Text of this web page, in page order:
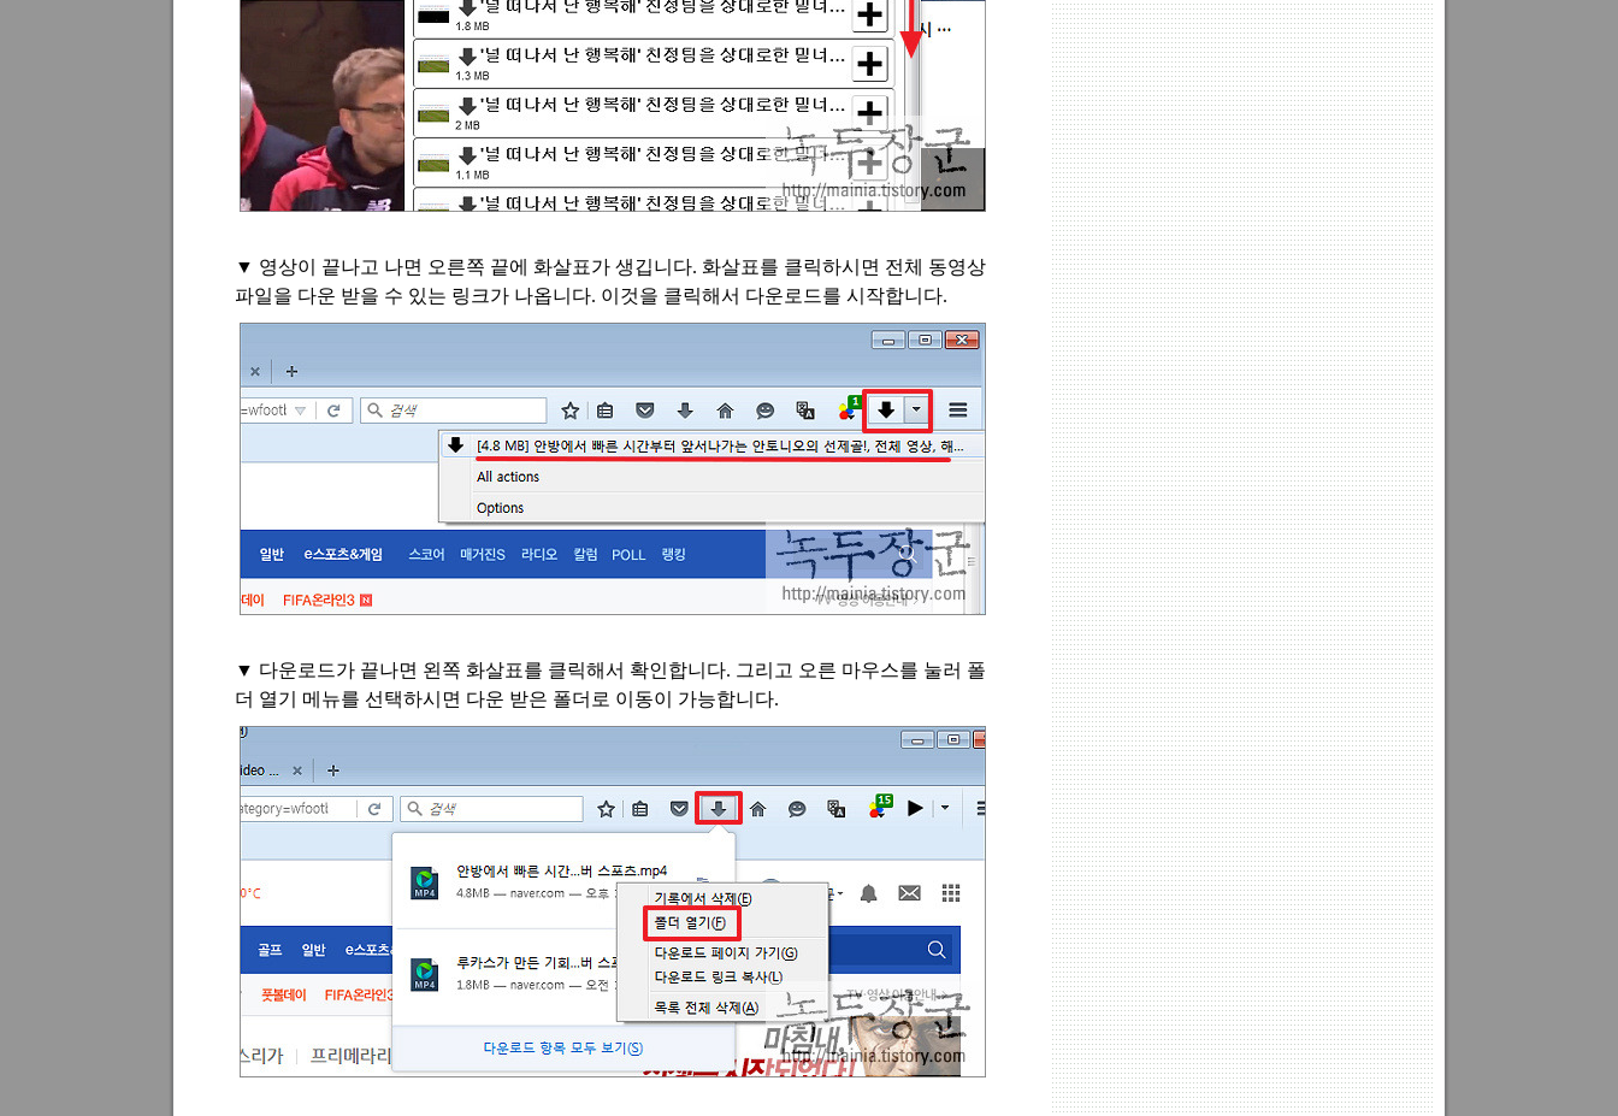
▼ 영상이 끝나고 나면 오른쪽 끝에 화살표가 생깁니다. 화살표를 클릭하시면 전체 동영상
파일을 다운 받을 수 있는 링크가 나옵니다. 이것을 클릭해서 다운로드를 시작합니다.
▼ 다운로드가 끝나면 왼쪽 화살표를 클릭해서 확인합니다. 그리고 오른 마우스를 눌러 폴
더 열기 메뉴를 선택하시면 다운 받은 폴더로 이동이 가능합니다.